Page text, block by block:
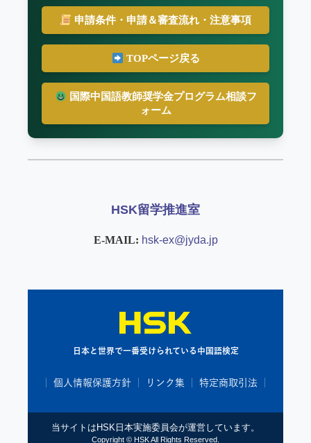
申請条件・申請＆審査流れ・注意事項
TOPページ戻る
国際中国語教師奨学金プログラム相談フ
ォーム
HSK留学推進室
E-MAIL: hsk-ex@jyda.jp
日本と世界で一番受けられている中国語検定
個人情報保護方針 リンク集 特定商取引法
当サイトはHSK日本実施委員会が運営しています。
Copyright © HSK All Rights Reserved.